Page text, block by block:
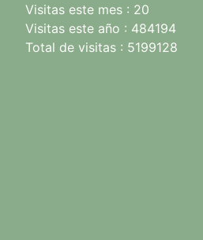
Visitas este mes : 20
Visitas este año : 484194
Total de visitas : 5199128